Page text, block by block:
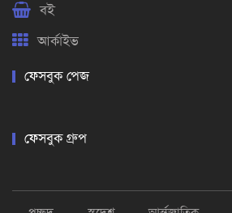
বই
আর্কাইভ
ফেসবুক পেজ
ফেসবুক গ্রুপ